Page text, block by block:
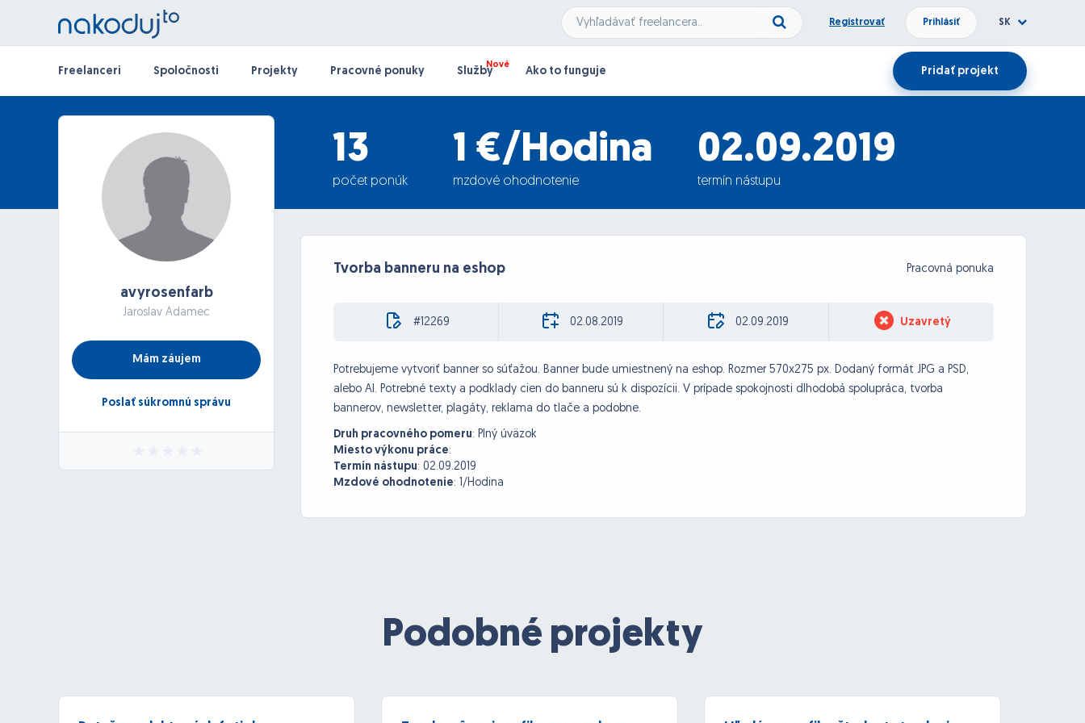
Registrovať Prihlásiť SK
Freelanceri Spoločnosti Projekty Pracovné ponuky Služby Ako to funguje Pridať projekt
13
počet ponúk
1 €/Hodina
mzdové ohodnotenie
02.09.2019
termín nástupu
avyrosenfarb
Jaroslav Adamec
Mám záujem
Poslať súkromnú správu
Tvorba banneru na eshop Pracovná ponuka
#12269 02.08.2019 02.09.2019 Uzavretý
Potrebujeme vytvoriť banner so súťažou. Banner bude umiestnený na eshop. Rozmer 570x275 px. Dodaný formát JPG a PSD,
alebo AI. Potrebné texty a podklady cien do banneru sú k dispozícii. V prípade spokojnosti dlhodobá spolupráca, tvorba
bannerov, newsletter, plagáty, reklama do tlače a podobne.
Druh pracovného pomeru: Plný úväzok
Miesto výkonu práce:
Termín nástupu: 02.09.2019
Mzdové ohodnotenie: 1/Hodina
Podobné projekty